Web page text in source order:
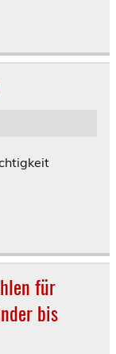
für
bis